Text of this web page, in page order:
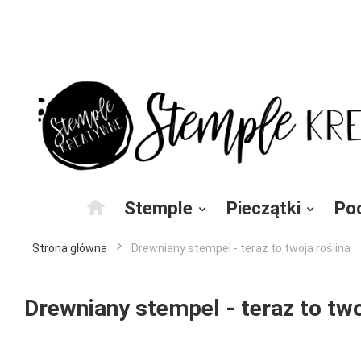
Stemple Pieczątki
Strona główna Drewniany stempel - teraz to twoja roślina
Drewniany stempel - teraz to